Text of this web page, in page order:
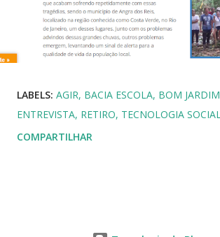
LABELS: AGIR BACIA ESCOLA BOM JARDIM
ENTREVISTA RETIRO TECNOLOGIA
COMPARTILHAR